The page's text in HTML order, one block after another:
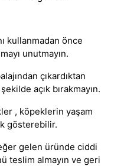
kullanmadan önce
unutmayın.
çıkardıktan
açık bırakmayın.
, köpeklerin yaşam
gösterebilir.
gelen üründe ciddi
teslim almayın ve geri